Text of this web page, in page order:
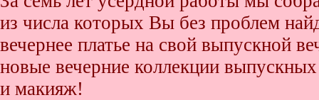
из числа которых Вы без проблем
вечернее платье на свой выпускной
новые вечерние коллекции
и макияж!